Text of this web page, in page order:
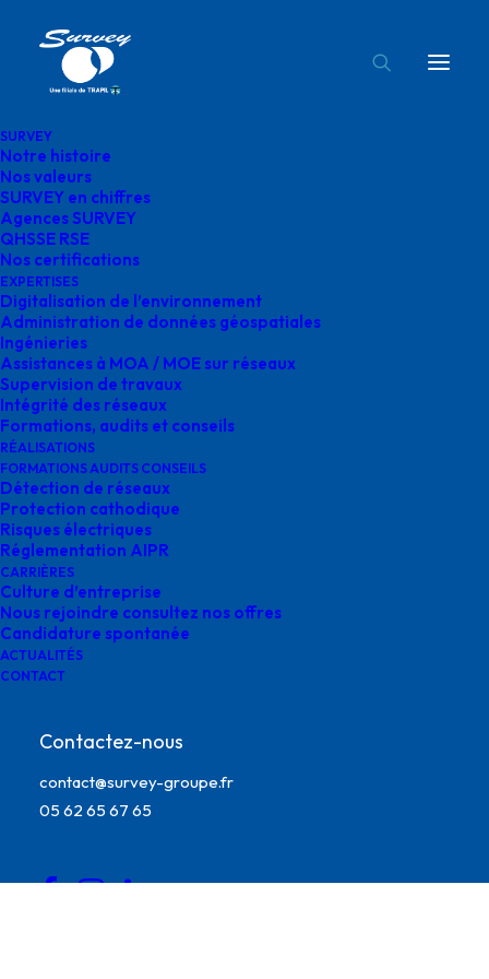
SURVEY
Notre histoire
Nos valeurs
SURVEY en chiffres
Agences SURVEY
QHSSE RSE
Nos certifications
EXPERTISES
Digitalisation de l’environnement
Administration de données géospatiales
Ingénieries
Assistances à MOA / MOE sur réseaux
Supervision de travaux
Intégrité des réseaux
Formations, audits et conseils
RÉALISATIONS
FORMATIONS AUDITS CONSEILS
Détection de réseaux
Protection cathodique
Risques électriques
Réglementation AIPR
CARRIÈRES
Culture d’entreprise
Nous rejoindre consultez nos offres
Candidature spontanée
ACTUALITÉS
CONTACT
Contactez-nous
contact@survey-groupe.fr
05 62 65 67 65
Accueil Réglementation AIPR
formation aipr survey
formation aipr survey